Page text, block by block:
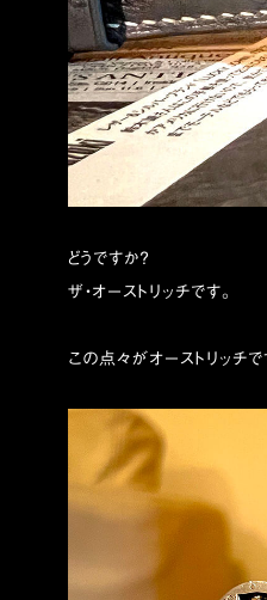
どうですか？
ザ・オーストリッチです。
この点々がオーストリッチで